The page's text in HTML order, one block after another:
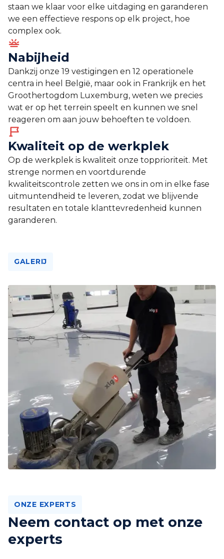
staan we klaar voor elke uitdaging en garanderen
we een effectieve respons op elk project, hoe
complex ook.
Nabijheid
Dankzij onze 19 vestigingen en 12 operationele
centra in heel België, maar ook in Frankrijk en het
Groothertogdom Luxemburg, weten we precies
wat er op het terrein speelt en kunnen we snel
reageren om aan jouw behoeften te voldoen.
Kwaliteit op de werkplek
Op de werkplek is kwaliteit onze topprioriteit. Met
strenge normen en voortdurende
kwaliteitscontrole zetten we ons in om in elke fase
uitmuntendheid te leveren, zodat we blijvende
resultaten en totale klanttevredenheid kunnen
garanderen.
GALERIJ
ONZE EXPERTS
Neem contact op met onze
experts